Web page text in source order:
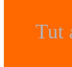
Tut